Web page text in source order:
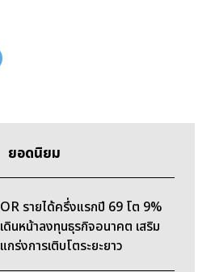
ยอดนิยม
OR รายได้ครึ่งแรกปี 69 โต 9%
เดินหน้าลงทุนธุรกิจอนาคต เสริม
แกร่งการเติบโตระยะยาว